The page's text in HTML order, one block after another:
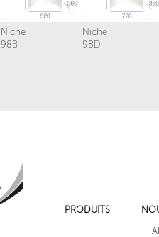
Niche
98B
Niche
98D
PRODUITS